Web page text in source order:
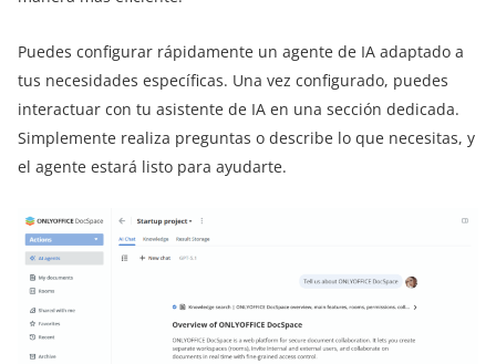
Puedes configurar rápidamente un agente de IA adaptado a
tus necesidades específicas. Una vez configurado, puedes
interactuar con tu asistente de IA en una sección dedicada.
Simplemente realiza preguntas o describe lo que necesitas, y
el agente estará listo para ayudarte.